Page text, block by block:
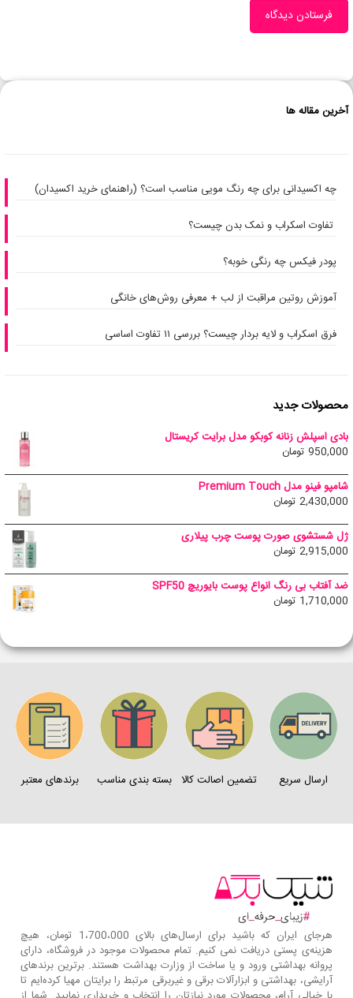
آخرین مقاله ها
چه اکسیدانی برای چه رنگ مویی مناسب است؟ (راهنمای خرید اکسیدان)
تفاوت اسکراب و نمک بدن چیست؟
پودر فیکس چه رنگی خوبه؟
آموزش روتین مراقبت از لب + معرفی روش‌های خانگی
فرق اسکراب و لایه بردار چیست؟ بررسی ۱۱ تفاوت اساسی
محصولات جدید
بادی اسپلش زنانه کوبکو مدل برایت کریستال
950,000 تومان
شامپو فینو مدل Premium Touch
2,430,000 تومان
ژل شستشوی صورت پوست چرب پیلاری
2,915,000 تومان
ضد آفتاب بی رنگ انواع پوست بایوریچ SPF50
1,710,000 تومان
ارسال سریع تضمین اصالت کالا بسته بندی مناسب برندهای معتبر
هرجای ایران که باشید برای ارسال‌های بالای 1،700،000 تومان، هیچ
هزینه‌ی پستی دریافت نمی کنیم. تمام محصولات موجود در فروشگاه، دارای
پروانه بهداشتی ورود و یا ساخت از وزارت بهداشت هستند. برترین‌ برندهای
آرایشی، بهداشتی و ابزارآلات برقی و غیربرقی مرتبط را برایتان مهیا کرده‌ایم تا